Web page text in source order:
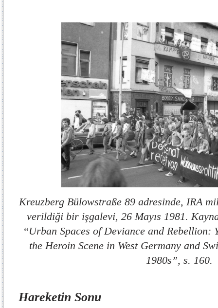
Kreuzberg Bülowstraße 89 adresinde, IRA
verildiği bir işgalevi, 26 Mayıs 1981.
“Urban Spaces of Deviance and Rebellion:
the Heroin Scene in West Germany and
1980s”, s. 160.
Hareketin Sonu